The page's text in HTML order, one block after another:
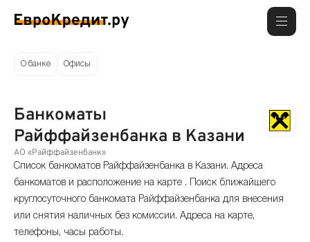
О банке Офисы
Банкоматы
Райффайзенбанка в Казани
АО «Райффайзенбанк»
Список банкоматов Райффайзенбанка в Казани. Адреса
банкоматов и расположение на карте . Поиск ближайшего
круглосуточного банкомата Райффайзенбанка для внесения
или снятия наличных без комиссии. Адреса на карте,
телефоны, часы работы.